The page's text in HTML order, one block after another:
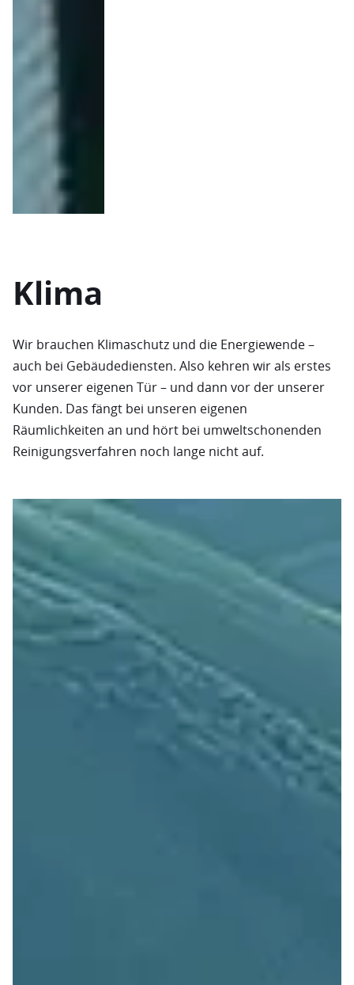
Klima
Wir brauchen Klimaschutz und die Energiewende –
auch bei Gebäudediensten. Also kehren wir als erstes
vor unserer eigenen Tür – und dann vor der unserer
Kunden. Das fängt bei unseren eigenen
Räumlichkeiten an und hört bei umweltschonenden
Reinigungsverfahren noch lange nicht auf.